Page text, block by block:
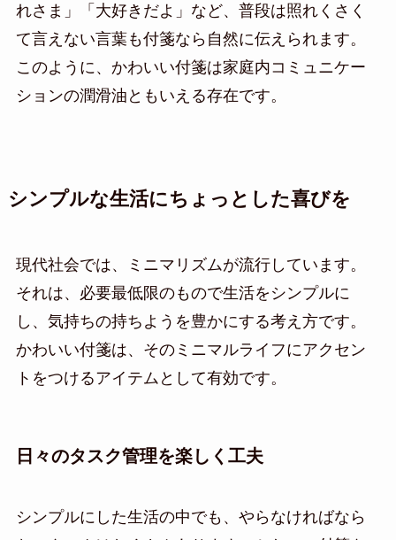
れさま」「大好きだよ」など、普段は照れくさく
て言えない言葉も付箋なら自然に伝えられます。
このように、かわいい付箋は家庭内コミュニケー
ションの潤滑油ともいえる存在です。
シンプルな生活にちょっとした喜びを
現代社会では、ミニマリズムが流行しています。
それは、必要最低限のもので生活をシンプルに
し、気持ちの持ちようを豊かにする考え方です。
かわいい付箋は、そのミニマルライフにアクセン
トをつけるアイテムとして有効です。
日々のタスク管理を楽しく工夫
シンプルにした生活の中でも、やらなければなら